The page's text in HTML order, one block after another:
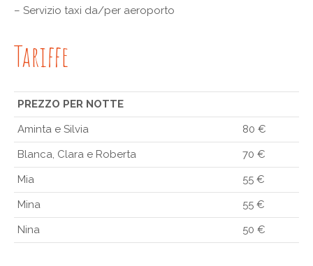
– Servizio taxi da/per aeroporto
Tariffe
PREZZO PER NOTTE
Aminta e Silvia
80 €
Blanca, Clara e Roberta
70 €
Mia
55 €
Mina
55 €
Nina
50 €